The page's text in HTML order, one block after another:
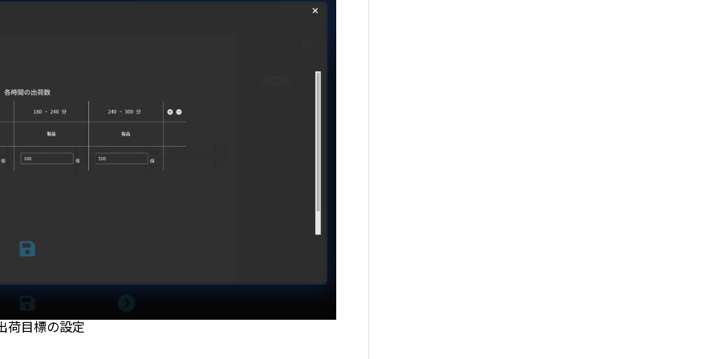
荷目標の設定